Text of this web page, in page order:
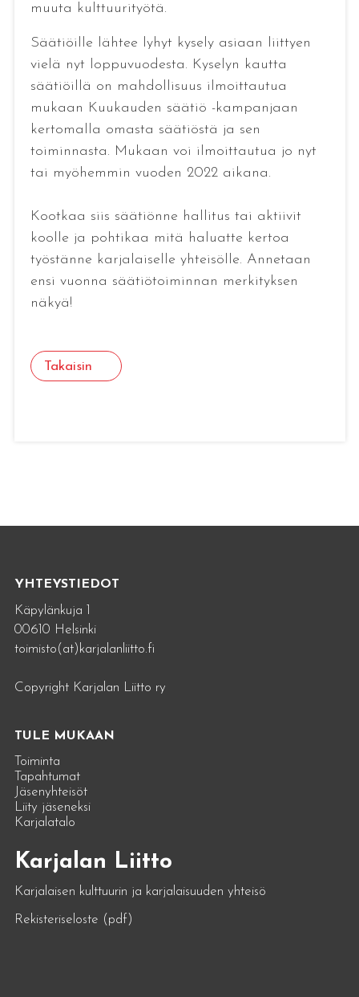
muuta kulttuurityötä.
Säätiöille lähtee lyhyt kysely asiaan liittyen
vielä nyt loppuvuodesta. Kyselyn kautta
säätiöillä on mahdollisuus ilmoittautua
mukaan Kuukauden säätiö -kampanjaan
kertomalla omasta säätiöstä ja sen
toiminnasta. Mukaan voi ilmoittautua jo nyt
tai myöhemmin vuoden 2022 aikana.
Kootkaa siis säätiönne hallitus tai aktiivit
koolle ja pohtikaa mitä haluatte kertoa
työstänne karjalaiselle yhteisölle. Annetaan
ensi vuonna säätiötoiminnan merkityksen
näkyä!
Takaisin
YHTEYSTIEDOT
Käpylänkuja 1
00610 Helsinki
toimisto(at)karjalanliitto.fi
Copyright Karjalan Liitto ry
TULE MUKAAN
Toiminta
Tapahtumat
Jäsenyhteisöt
Liity jäseneksi
Karjalatalo
Karjalan Liitto
Karjalaisen kulttuurin ja karjalaisuuden yhteisö
Rekisteriseloste (pdf)